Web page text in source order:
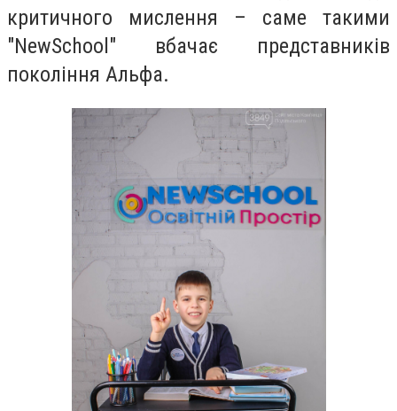
критичного мислення – саме такими
"NewSchool" вбачає представників
покоління Альфа.